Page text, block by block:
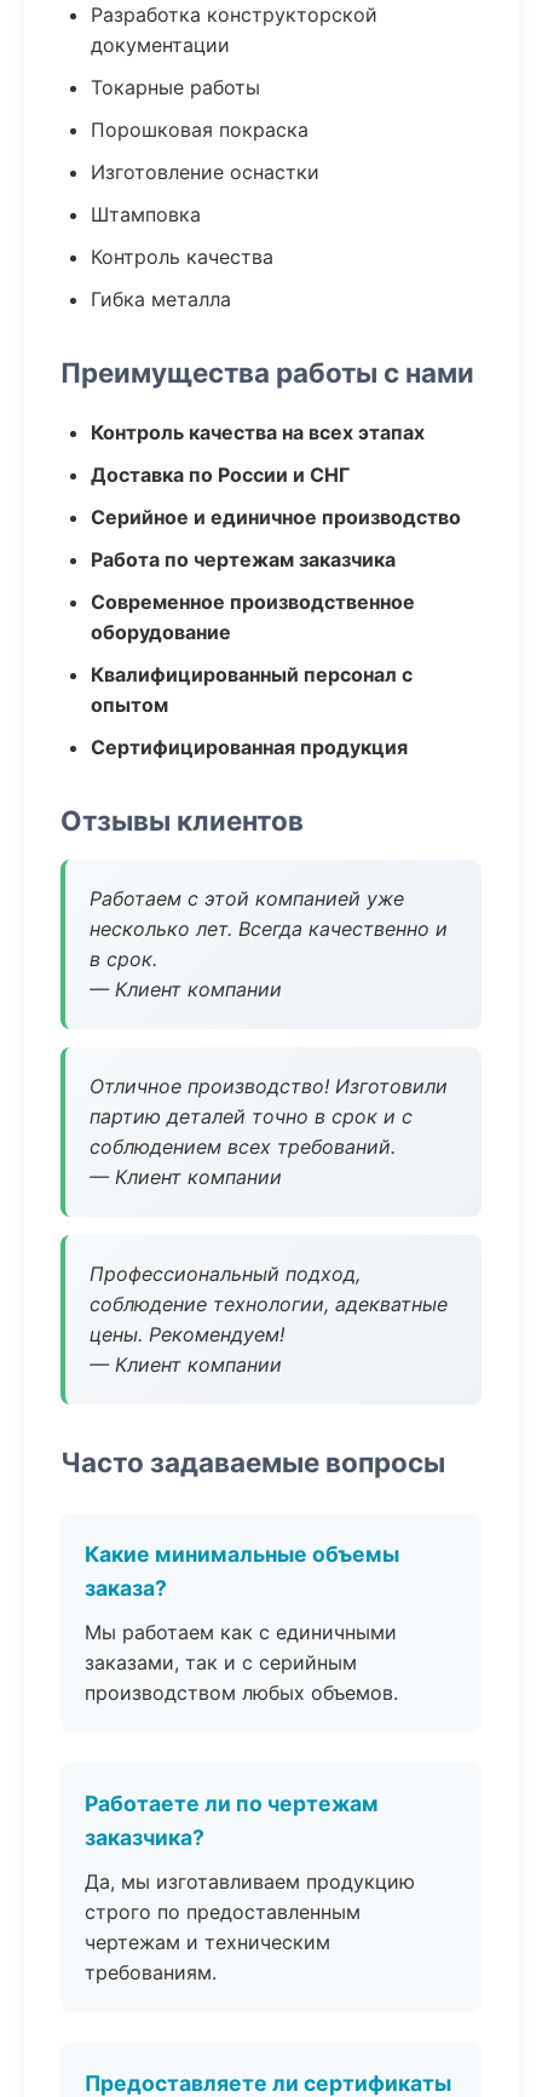
Разработка конструкторской
документации
Токарные работы
Порошковая покраска
Изготовление оснастки
Штамповка
Контроль качества
Гибка металла
Преимущества работы с нами
Контроль качества на всех этапах
Доставка по России и СНГ
Серийное и единичное производство
Работа по чертежам заказчика
Современное производственное
оборудование
Квалифицированный персонал с
опытом
Сертифицированная продукция
Отзывы клиентов
Работаем с этой компанией уже
несколько лет. Всегда качественно и
в срок.
— Клиент компании
Отличное производство! Изготовили
партию деталей точно в срок и с
соблюдением всех требований.
— Клиент компании
Профессиональный подход,
соблюдение технологии, адекватные
цены. Рекомендуем!
— Клиент компании
Часто задаваемые вопросы
Какие минимальные объемы
заказа?
Мы работаем как с единичными
заказами, так и с серийным
производством любых объемов.
Работаете ли по чертежам
заказчика?
Да, мы изготавливаем продукцию
строго по предоставленным
чертежам и техническим
требованиям.
Предоставляете ли сертификаты